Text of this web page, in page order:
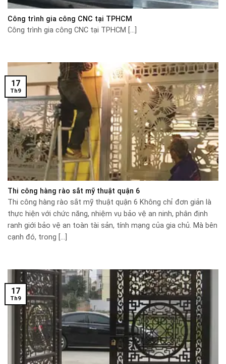
Công trình gia công CNC tại TPHCM
Công trình gia công CNC tại TPHCM [...]
Thi công hàng rào sắt mỹ thuật quận 6
Thi công hàng rào sắt mỹ thuật quận 6 Không chỉ đơn giản là
thực hiện với chức năng, nhiệm vụ bảo vệ an ninh, phân định
ranh giới bảo vệ an toàn tài sản, tính mạng của gia chủ. Mà bên
cạnh đó, trong [...]
17
Th9
17
Th9